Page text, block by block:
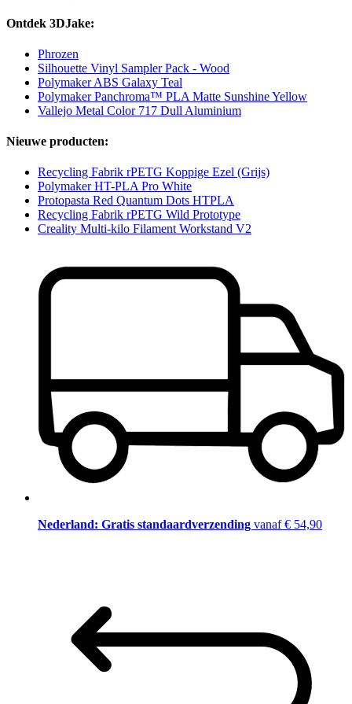
Ontdek 3DJake:
Phrozen
Silhouette Vinyl Sampler Pack - Wood
Polymaker ABS Galaxy Teal
Polymaker Panchroma™ PLA Matte Sunshine Yellow
Vallejo Metal Color 717 Dull Aluminium
Nieuwe producten:
Recycling Fabrik rPETG Koppige Ezel (Grijs)
Polymaker HT-PLA Pro White
Protopasta Red Quantum Dots HTPLA
Recycling Fabrik rPETG Wild Prototype
Creality Multi-kilo Filament Workstand V2
Nederland: Gratis standaardverzending vanaf € 54,90